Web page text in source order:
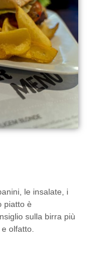
le insalate, i
piatto è
sulla birra più
olfatto.